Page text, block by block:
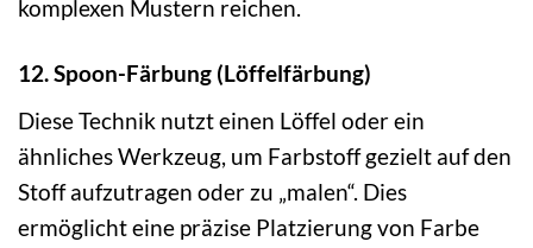
komplexen Mustern reichen.
12. Spoon-Färbung (Löffelfärbung)
Diese Technik nutzt einen Löffel oder ein
ähnliches Werkzeug, um Farbstoff gezielt auf den
Stoff aufzutragen oder zu „malen“. Dies
ermöglicht eine präzise Platzierung von Farbe